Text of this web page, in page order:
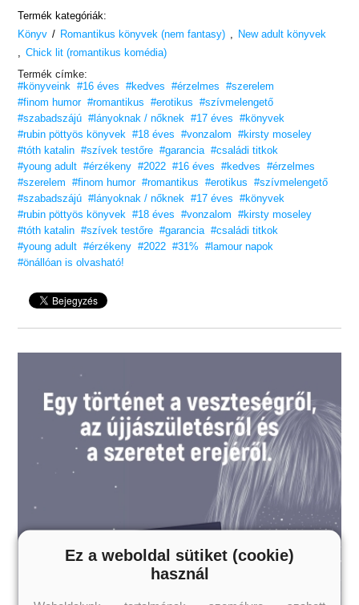
Így aztán elhatározza, hogy meghódítja ennek a barna hajú lánynak a
szívét.
Kiderül azonban, hogy Rosie olyan meglepetéssel szolgál számára,
ami az élvhajhász életvitelét alapjaiban forgatja fel.
Még a végén a nagy nőcsábász lesz elcsábítva?
Kirsty Moseley
Nothing left to Lose – Nincs vesztenivalóm
című regényének társkötete.
Vesd bele magad!
„Az Enjoying the Chase – A nőcsábászKirsty Moseley újabb briliáns
könyve.
Ez a szerző mindig szívmelengető történettel tud szolgálni,
– The Hopeless Romantics Book Blog
„Nagyon szerettem olvasni ezt a könyvet!”
– Linda Hatfield, goodreads.com
Szereted az érzéki, de tartalmas könyveket?
Vidd haza nyugodtan, tetszeni fog!
16 éves kortól ajánljuk!
Termék kategóriák:
Könyv / Romantikus könyvek (nem fantasy)
New adult könyvek
Chick lit (romantikus komédia)
Termék címke:
#könyveink #16 éves #kedves #érzelmes
#szerelem
#finom humor #romantikus #erotikus
#szívmelengető
#szabadszájú #lányoknak / nőknek #17 éves
#könyvek
#rubin pöttyös könyvek #18 éves #vonzalom
#kirsty moseley
#tóth katalin #szívek testőre #garancia #családi titkok
#young adult #érzékeny #2022 #16 éves #kedves
#érzelmes
#szerelem
#finom humor #romantikus #erotikus
#szívmelengető
#szabadszájú #lányoknak / nőknek #17 éves
#könyvek
#rubin pöttyös könyvek #18 éves #vonzalom
#kirsty moseley
#tóth katalin #szívek testőre #garancia #családi titkok
#young adult #érzékeny #2022 #31%
#lamour napok
#önállóan is olvasható!
Ez a weboldal sütiket (cookie)
használ